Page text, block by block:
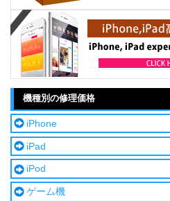
機種別の修理価格
iPhone
iPad
iPod
ゲーム機